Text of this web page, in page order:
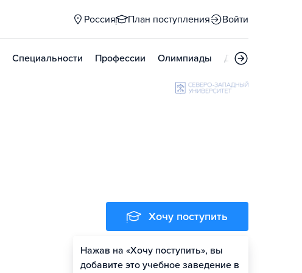
Россия План поступления Войти
Специальности Профессии Олимпиады Дни открытых
Хочу поступить
Нажав на «Хочу поступить», вы
добавите это учебное заведение в